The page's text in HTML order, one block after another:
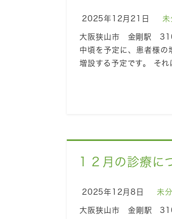
2025年12月21日 未
大阪狭山市 金剛駅 310
中頃を予定に、患者様の
増設する予定です。 そ
１２月の診療に
2025年12月8日 未
大阪狭山市 金剛駅 310